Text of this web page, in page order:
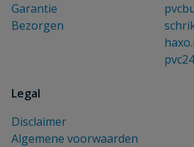
Garantie
Bezorgen
Legal
Disclaimer
Algemene voorwaarden